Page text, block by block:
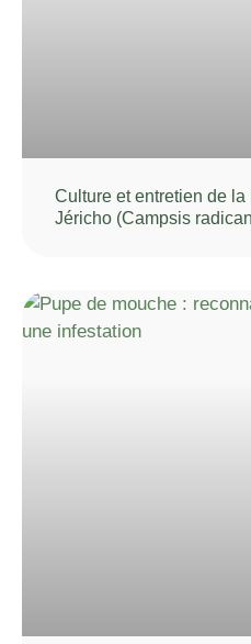
Culture et entretien de
Jéricho (Campsis